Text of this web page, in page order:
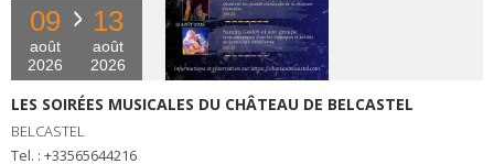
09
août
2026
13
août
2026
LES SOIRÉES MUSICALES DU CHÂTEAU DE BELCASTEL
BELCASTEL
tel. : +33565644216